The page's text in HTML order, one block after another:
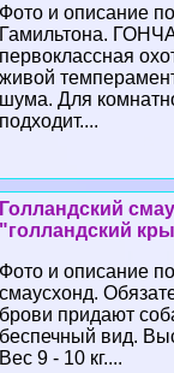
Фото и описание
Гамильтона.
первоклассная
живой
шума. Для
подходит....
Голландский
"голландский
Фото и описание
смаусхонд.
брови придают
беспечный вид.
Вес 9 - 10 кг....